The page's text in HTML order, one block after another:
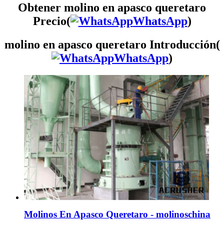
Obtener molino en apasco queretaro
Precio(
WhatsApp)
molino en apasco queretaro Introducción(
WhatsApp)
Molinos En Apasco Queretaro - molinoschina